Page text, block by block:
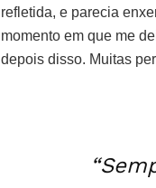
refletida, e parecia
momento em que me
depois disso. Muitas